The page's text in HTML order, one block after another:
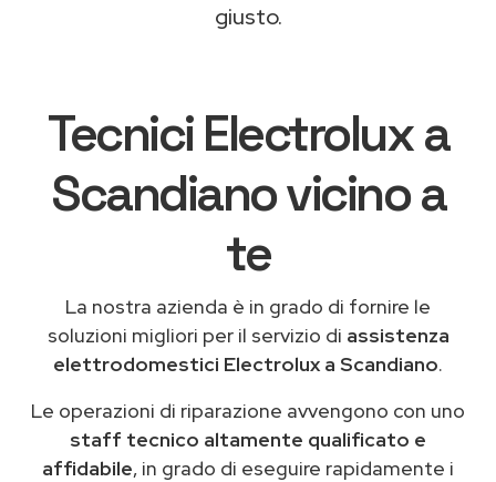
giusto.
Tecnici Electrolux a
Scandiano vicino a
te
La nostra azienda è in grado di fornire le
soluzioni migliori per il servizio di assistenza
elettrodomestici Electrolux a Scandiano.
Le operazioni di riparazione avvengono con uno
staff tecnico altamente qualificato e
affidabile, in grado di eseguire rapidamente i